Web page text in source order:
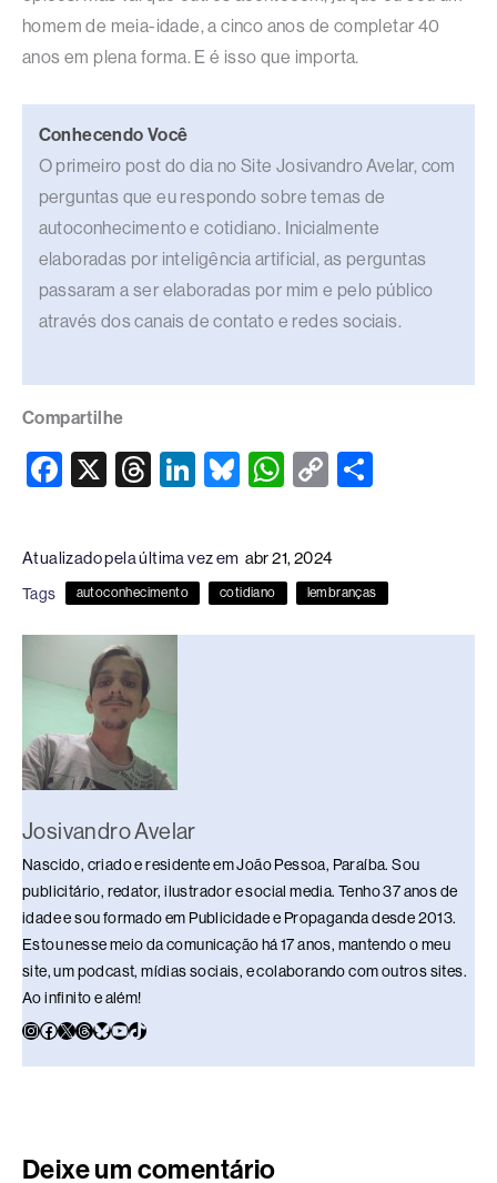
homem de meia-idade, a cinco anos de completar 40
anos em plena forma. E é isso que importa.
Conhecendo Você
O primeiro post do dia no Site Josivandro Avelar, com
perguntas que eu respondo sobre temas de
autoconhecimento e cotidiano. Inicialmente
elaboradas por inteligência artificial, as perguntas
passaram a ser elaboradas por mim e pelo público
através dos canais de contato e redes sociais.
Compartilhe
F
e
b
o
o
X
T
a
d
s
Li
e
dI
n
Bl
sk
y
W
s
A
p
C
y
Li
n
e
Atualizado pela última vez em abr 21, 2024
Tags autoconhecimento cotidiano lembranças
Josivandro Avelar
Nascido, criado e residente em João Pessoa, Paraíba. Sou
publicitário, redator, ilustrador e social media. Tenho 37 anos de
idade e sou formado em Publicidade e Propaganda desde 2013.
Estou nesse meio da comunicação há 17 anos, mantendo o meu
site, um podcast, mídias sociais, e colaborando com outros sites.
Ao infinito e além!
Deixe um comentário